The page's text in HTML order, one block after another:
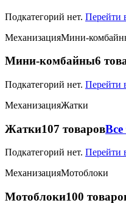
Подкатегорий нет. Перейти
МеханизацияМини-
Мини-комбайны6
Подкатегорий нет. Перейти
МеханизацияЖатки
Жатки107 товаров
Подкатегорий нет. Перейти
МеханизацияМотоблоки
Мотоблоки100